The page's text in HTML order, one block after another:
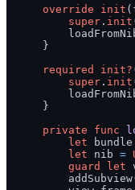
override init (
super . init
    }
required
init?
super . init
    }
private
func
let bundle
let nib =
guard
let